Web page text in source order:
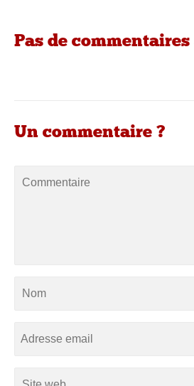
Pas de commentaires
Un commentaire ?